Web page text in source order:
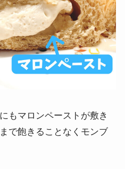
もマロンペーストが敷き
で飽きることなくモンブ